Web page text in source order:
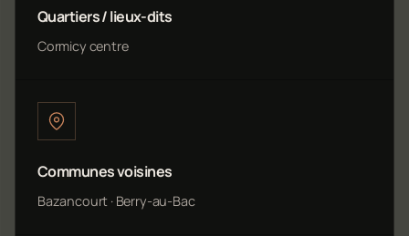
Quartiers / lieux-dits
Cormicy centre
Communes voisines
Bazancourt · Berry-au-Bac